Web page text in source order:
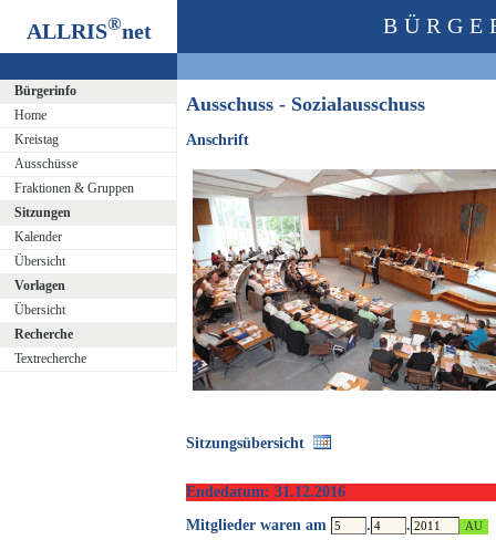
ALLRIS®net
Bürgerinfo
Home
Kreistag
Ausschüsse
Fraktionen & Gruppen
Sitzungen
Kalender
Übersicht
Vorlagen
Übersicht
Recherche
Textrecherche
Ausschuss - Sozialausschuss
Anschrift
Sitzungsübersicht
Endedatum: 31.12.2016
Mitglieder waren am
. .